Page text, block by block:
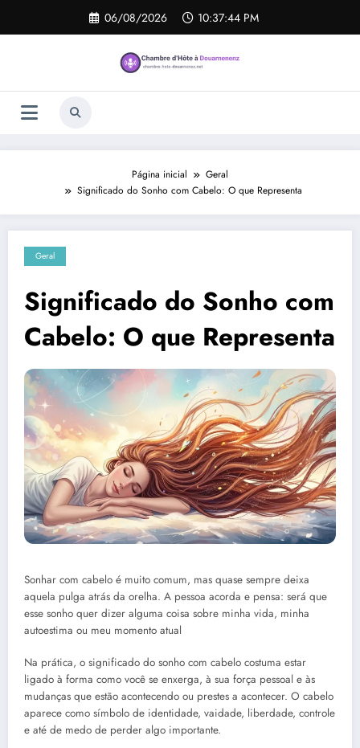
o
06/08/2026 10:37:44 PM
Página inicial
Geral
Significado do Sonho com Cabelo: O que Representa
Geral
Significado do Sonho com
Cabelo: O que Representa
Sonhar com cabelo é muito comum, mas quase sempre deixa
aquela pulga atrás da orelha. A pessoa acorda e pensa: será que
esse sonho quer dizer alguma coisa sobre minha vida, minha
autoestima ou meu momento atual
Na prática, o significado do sonho com cabelo costuma estar
ligado à forma como você se enxerga, à sua força pessoal e às
mudanças que estão acontecendo ou prestes a acontecer. O cabelo
aparece como símbolo de identidade, vaidade, liberdade, controle
e até de medo de perder algo importante.